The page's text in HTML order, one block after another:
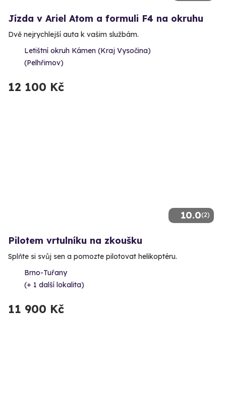
Jízda v Ariel Atom a formuli F4 na okruhu
Dvě nejrychlejší auta k vašim službám.
Letištní okruh Kámen (Kraj Vysočina)
(Pelhřimov)
12 100 Kč
10.0(2)
Pilotem vrtulníku na zkoušku
Splňte si svůj sen a pomozte pilotovat helikoptéru.
Brno-Tuřany
(+ 1 další lokalita)
11 900 Kč